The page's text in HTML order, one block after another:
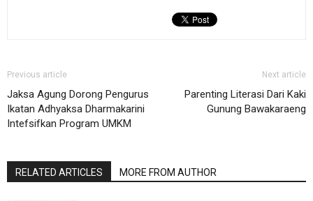
Previous article
Jaksa Agung Dorong Pengurus
Ikatan Adhyaksa Dharmakarini
Intefsifkan Program UMKM
Next article
Parenting Literasi Dari Kaki
Gunung Bawakaraeng
RELATED ARTICLES MORE FROM AUTHOR